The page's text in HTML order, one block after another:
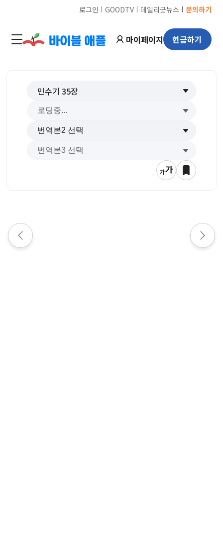
로그인 ㅣ GOODTVㅣ 데일리굿뉴스 ㅣ 문의하기
마이페이지 헌금하기
민수기 35장